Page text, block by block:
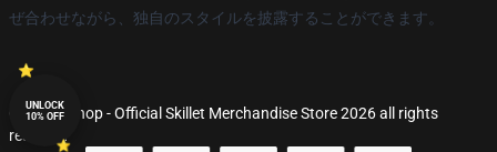
ぜ合わせながら、独自のスタイルを披露することができます。
© Skillet Shop - Official Skillet Merchandise Store 2026 all rights
reserved
UNLOCK
10% OFF